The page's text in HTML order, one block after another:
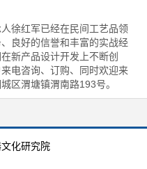
徐红军已经在民间工艺品领
良好的信誉和丰富的实战经
新产品设计开发上不断创
电咨询、订购、同时欢迎来
区渭塘镇渭南路193号。
化研究院